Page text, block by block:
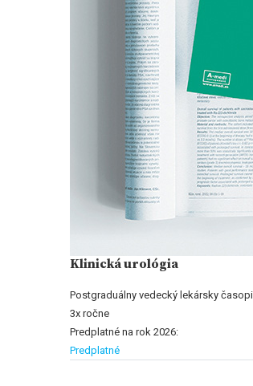
Klinická urológia
Postgraduálny vedecký lekársky
3x ročne
Predplatné na rok 2026:
Predplatné